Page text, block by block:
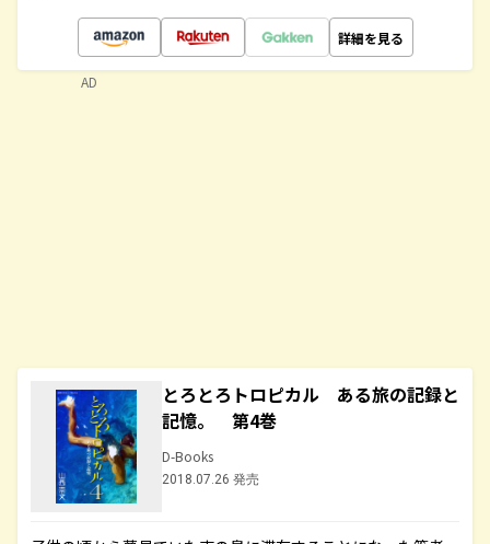
詳細を見る
とろとろトロピカル ある旅の記録と
記憶。 第4巻
D-Books
2018.07.26 発売
AD